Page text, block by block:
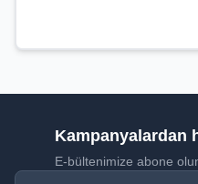
Kampanyalardan
E-bültenimize abone